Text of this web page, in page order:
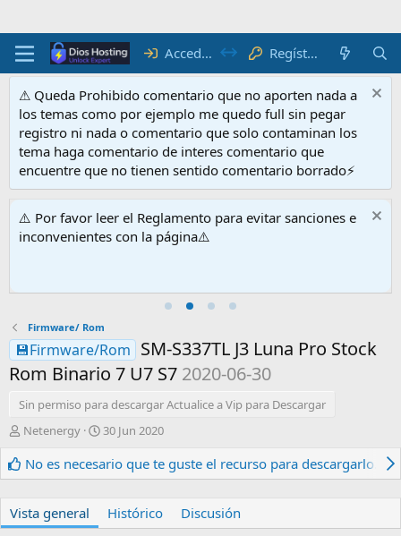
Acceder Regístrate
⚠ Queda Prohibido comentario que no aporten nada a
los temas como por ejemplo me quedo full sin pegar
registro ni nada o comentario que solo contaminan los
tema haga comentario de interes comentario que
encuentre que no tienen sentido comentario borrado⚡
⚠️ Por favor leer el Reglamento para evitar sanciones e
inconvenientes con la página⚠️
Firmware/ Rom
💾Firmware/Rom SM-S337TL J3 Luna Pro Stock
Rom Binario 7 U7 S7 2020-06-30
Sin permiso para descargar Actualice a Vip para Descargar
A
t
o
Netenergy
F
c
h
d
e
30 Jun 2020
No es necesario que te guste el recurso para descargarlo.
Vista general Histórico Discusión